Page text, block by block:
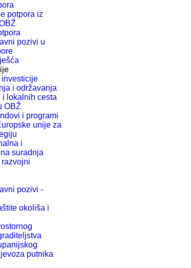
potpora iz
pozivi u
i održavanja
lokalnih cesta
OBŽ
i programi
unije za
i
suradnja
pozivi -
okoliša i
putnika